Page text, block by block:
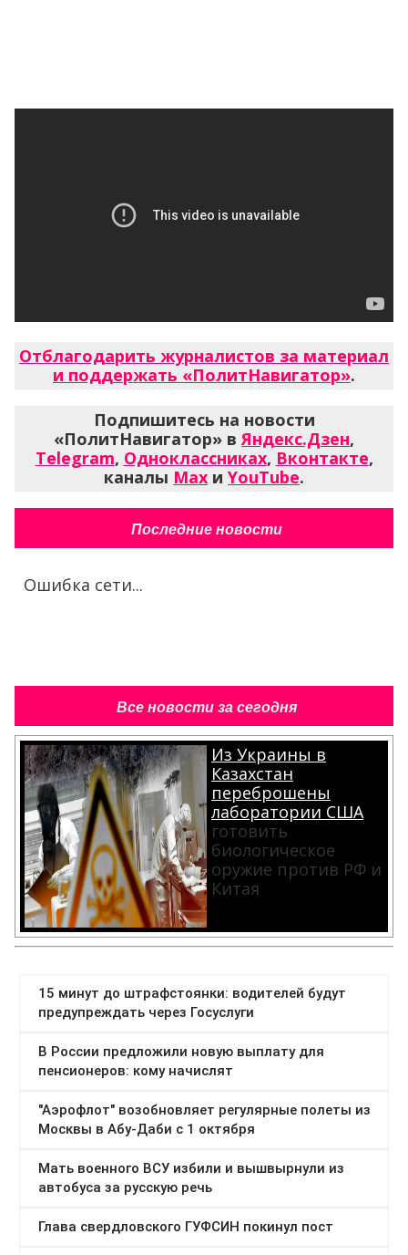
Отблагодарить журналистов за материал
и поддержать «ПолитНавигатор».
Подпишитесь на новости
«ПолитНавигатор» вЯндекс.Дзен,
Telegram, Одноклассниках, Вконтакте,
каналы Max и YouTube.
Последние новости
Ошибка сети...
Все новости за сегодня
Из Украины в
Казахстан
переброшены
лаборатории США
готовить
биологическое
оружие против РФ и
Китая